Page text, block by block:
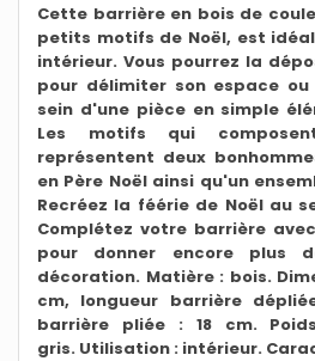
Cette barrière en bois de
petits motifs de Noël, est
intérieur. Vous pourrez la
pour délimiter son espace
sein d'une pièce en simple
Les motifs qui
représentent deux
en Père Noël ainsi qu'un
Recréez la féérie de Noël au
Complétez votre barrière
pour donner encore plus
décoration. Matière : bois.
cm, longueur barrière
barrière pliée : 18 cm.
gris. Utilisation : intérieur.